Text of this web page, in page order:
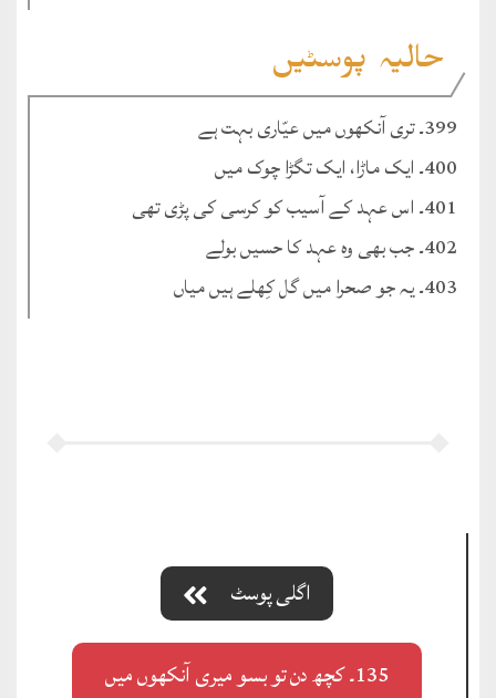
حالیہ پوسٹیں
399۔ تری آنکھوں میں عیّاری بہت ہے
400۔ ایک ماڑا، ایک تگڑا چوک میں
401۔ اس عہد کے آسیب کو کرسی کی پڑی تھی
402۔ جب بھی وہ عہد کا حسیں بولے
403۔ یہ جو صحرا میں گل کِھلے ہیں میاں
اگلی پوسٹ
135۔ کچھ دن تو بسو میری آنکھوں میں